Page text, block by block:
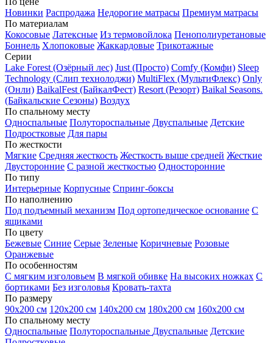
Новинки Распродажа Недорогие матрасы Премиум матрасы
По материалам
Кокосовые Латексные Из термовойлока Пенополиуретановые
Боннель Хлопоковые Жаккардовые Трикотажные
Серии
Lake Forest (Озёрный лес) Just (Просто) Comfy (Комфи) Sleep
Technology (Слип технолоджи) MultiFlex (МультиФлекс) Only
(Онли) BaikalFest (БайкалФест) Resort (Резорт) Baikal Seasons.
(Байкальские Сезоны) Воздух
По спальному месту
Односпальные Полутороспальные Двуспальные Детские
Подростковые Для пары
По жесткости
Мягкие Средняя жесткость Жесткость выше средней Жесткие
Двусторонние С разной жесткостью Односторонние
По типу
Интерьерные Корпусные Спринг-боксы
По наполнению
Под подъемный механизм Под ортопедическое основание С
ящиками
По цвету
Бежевые Синие Серые Зеленые Коричневые Розовые
Оранжевые
По особенностям
С мягким изголовьем В мягкой обивке На высоких ножках С
бортиками Без изголовья Кровать-тахта
По размеру
90х200 см 120х200 см 140х200 см 180х200 см 160х200 см
По спальному месту
Односпальные Полутороспальные Двуспальные Детские